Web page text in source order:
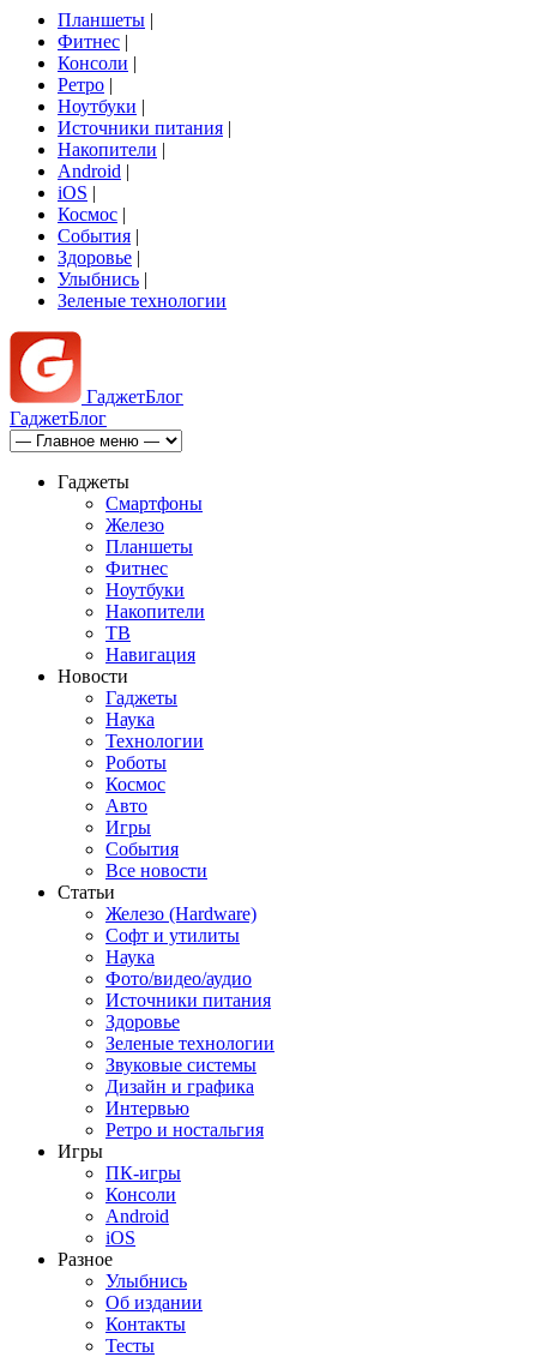
Планшеты |
Фитнес |
Консоли |
Ретро |
Ноутбуки |
Источники питания |
Накопители |
Android |
iOS |
Космос |
События |
Здоровье |
Улыбнись |
Зеленые технологии
ГаджетБлог
ГаджетБлог
Гаджеты
Смартфоны
Железо
Планшеты
Фитнес
Ноутбуки
Накопители
ТВ
Навигация
Новости
Гаджеты
Наука
Технологии
Роботы
Космос
Авто
Игры
События
Все новости
Статьи
Железо (Hardware)
Софт и утилиты
Наука
Фото/видео/аудио
Источники питания
Здоровье
Зеленые технологии
Звуковые системы
Дизайн и графика
Интервью
Ретро и ностальгия
Игры
ПК-игры
Консоли
Android
iOS
Разное
Улыбнись
Об издании
Контакты
Тесты